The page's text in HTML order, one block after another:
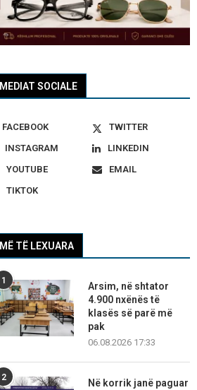
MEDIAT SOCIALE
FACEBOOK
TWITTER
INSTAGRAM
LINKEDIN
YOUTUBE
EMAIL
TIKTOK
MË TË LEXUARA
1
Arsim, në shtator
4.900 nxënës të
klasës së parë më
pak
06.08.2026 17:33
2
Në korrik janë paguar